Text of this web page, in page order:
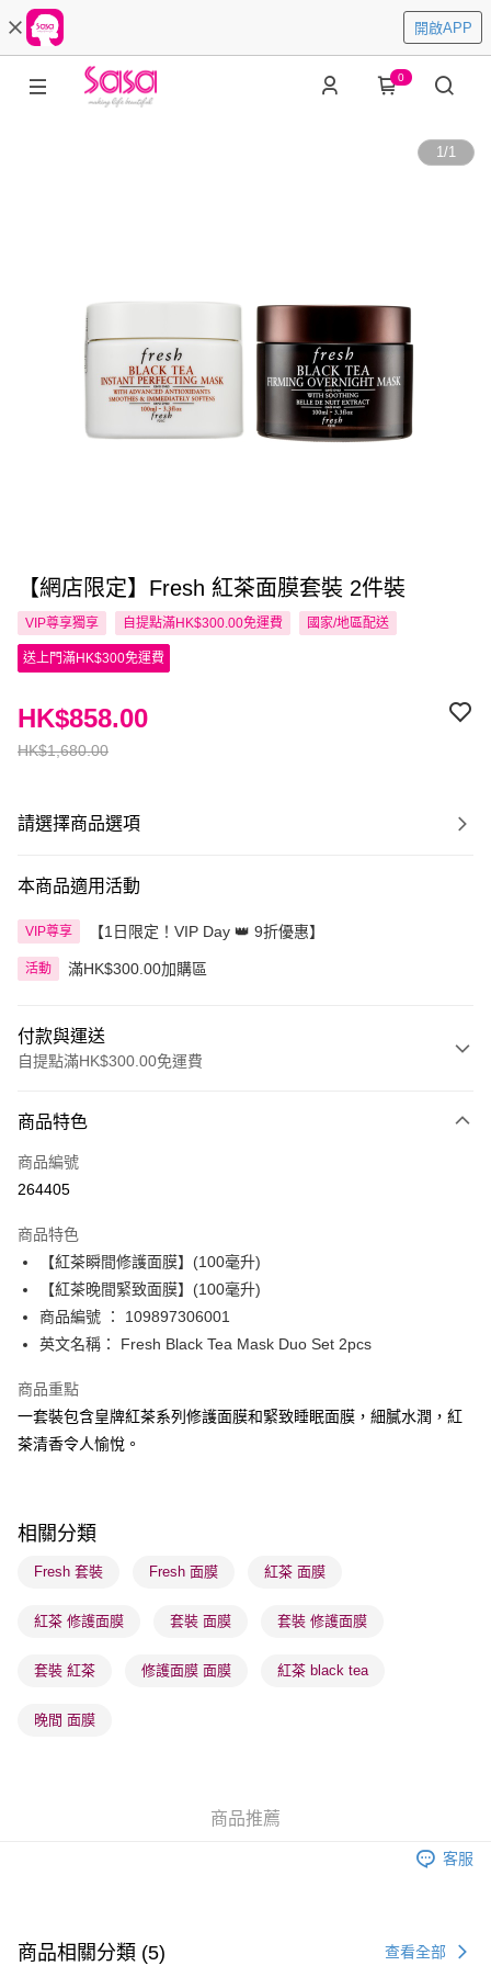
開啟APP
0
1/1
【網店限定】Fresh 紅茶面膜套裝 2件裝
VIP尊享獨享 自提點滿HK$300.00免運費 國家/地區配送
送上門滿HK$300免運費
HK$1,680.00
HK$858.00
請選擇商品選項
本商品適用活動
VIP尊享 【1日限定！VIP Day 👑 9折優惠】
活動 滿HK$300.00加購區
付款與運送
自提點滿HK$300.00免運費
信用卡
Apple Pay
PayMe
WeChat Pay
BoC Pay
送貨方式
順豐自助櫃 - 確認發貨後1-3個工作天送達
每筆HK$65.00，滿HK$300.00或以上免運費
每筆HK$65.00，滿HK$300.00或以上免運費
確認發貨後1-3 工作天送達，訂單將隨機分配至SF順豐速運或京東
每筆HK$65.00，滿HK$300.00或以上免運費
(香港門市) 只顯示可選門市。確認發貨後2-5個工作天到店，3天內
每筆HK$20.00，滿HK$100.00或以上免運費
每筆HK$20.00，滿HK$100.00或以上免運費
運費表
商品特色
商品編號
264405
商品特色
【紅茶瞬間修護面膜】(100毫升)
【紅茶晚間緊致面膜】(100毫升)
商品編號 ： 109897306001
英文名稱： Fresh Black Tea Mask Duo Set 2pcs
商品重點
一套裝包含皇牌紅茶系列修護面膜和緊致睡眠面膜，細膩水潤，紅
茶清香令人愉悅。
相關分類
Fresh 套裝 Fresh 面膜 紅茶 面膜
紅茶 修護面膜 套裝 面膜 套裝 修護面膜
套裝 紅茶 修護面膜 面膜 紅茶 black tea
晚間 面膜
商品推薦
客服
商品相關分類 (5) 查看全部